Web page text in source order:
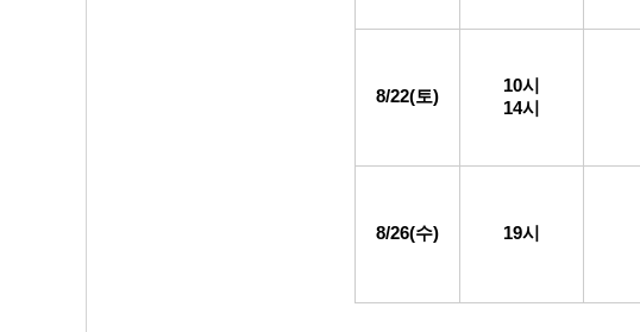
8/22(토)
10시
14시
8/26(수) 19시